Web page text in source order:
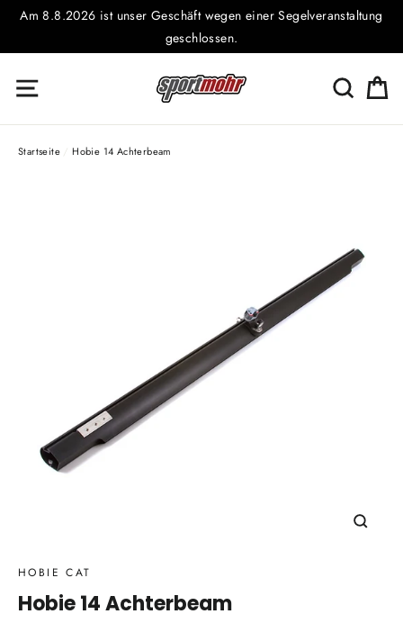
Direkt
Am 8.8.2026 ist unser Geschäft wegen einer Segelveranstaltung
geschlossen.
Seitennavigation Suche
Startseite / Hobie 14 Achterbeam
HOBIE CAT
Hobie 14 Achterbeam